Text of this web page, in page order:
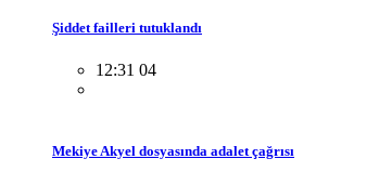
Şiddet failleri tutuklandı
12:31 04
Mekiye Akyel dosyasında adalet çağrısı